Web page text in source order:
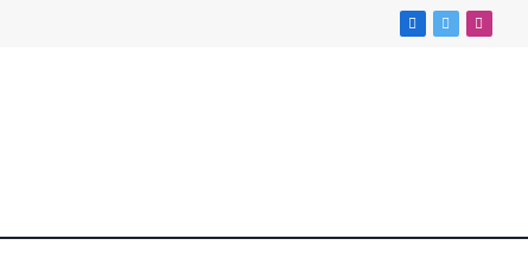
Facebook
X